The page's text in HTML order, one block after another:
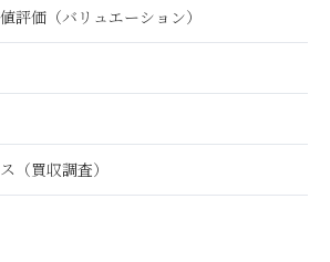
評価（バリュエーション）
（買収調査）